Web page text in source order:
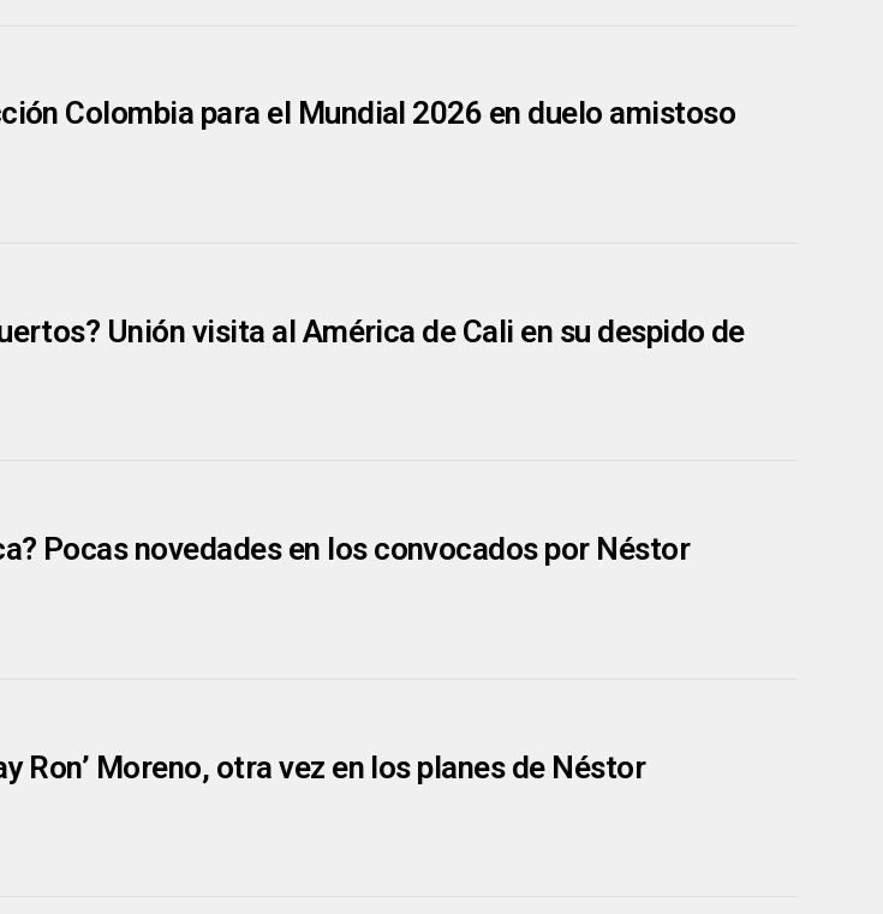
Colombia para el Mundial 2026 en duelo amistoso
Unión visita al América de Cali en su despido de
Pocas novedades en los convocados por Néstor
Ron’ Moreno, otra vez en los planes de Néstor